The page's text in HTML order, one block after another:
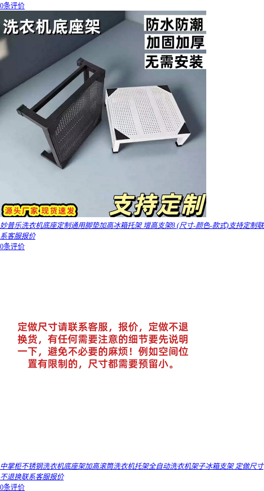
0条评价
妙普乐洗衣机底座定制通用脚垫加高冰箱托架 增高支架8 (尺寸-颜色-款式)支持定制联
系客服报价
0条评价
中掌柜不锈钢洗衣机底座架加高滚筒洗衣机托架全自动洗衣机架子冰箱支架 定做尺寸
不退换联系客服报价
0条评价